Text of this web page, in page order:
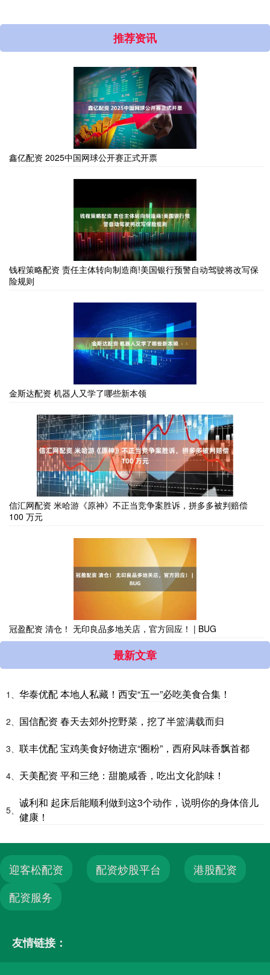
推荐资讯
鑫亿配资 2025中国网球公开赛正式开票
钱程策略配资 责任主体转向制造商!美国银行预警自动驾驶将改写保
险规则
金斯达配资 机器人又学了哪些新本领
信汇网配资 米哈游《原神》不正当竞争案胜诉，拼多多被判赔偿
100 万元
冠盈配资 清仓！ 无印良品多地关店，官方回应！ | BUG
最新文章
1、 华泰优配 本地人私藏！西安“五一”必吃美食合集！
2、 国信配资 春天去郊外挖野菜，挖了半篮满载而归
3、 联丰优配 宝鸡美食好物进京“圈粉”，西府风味香飘首都
4、 天美配资 平和三绝：甜脆咸香，吃出文化韵味！
5、
诚利和 起床后能顺利做到这3个动作，说明你的身体倍儿
健康！
迎客松配资 配资炒股平台
港股配资
配资服务
友情链接：